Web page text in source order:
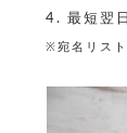
4. 最短翌
※宛名リス